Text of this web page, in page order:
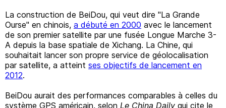
La construction de BeiDou, qui veut dire "La Grande
Ourse" en chinois, a débuté en 2000 avec le lancement
de son premier satellite par une fusée Longue Marche 3-
A depuis la base spatiale de Xichang. La Chine, qui
souhaitait lancer son propre service de géolocalisation
par satellite, a atteint ses objectifs de lancement en
2012.
BeiDou aurait des performances comparables à celles du
système GPS américain, selon Le China Daily qui cite le